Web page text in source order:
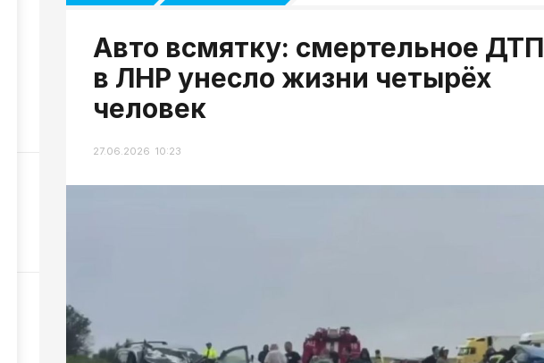
Авто всмятку: смертельное ДТП
в ЛНР унесло жизни четырёх
человек
27.06.2026 10:23